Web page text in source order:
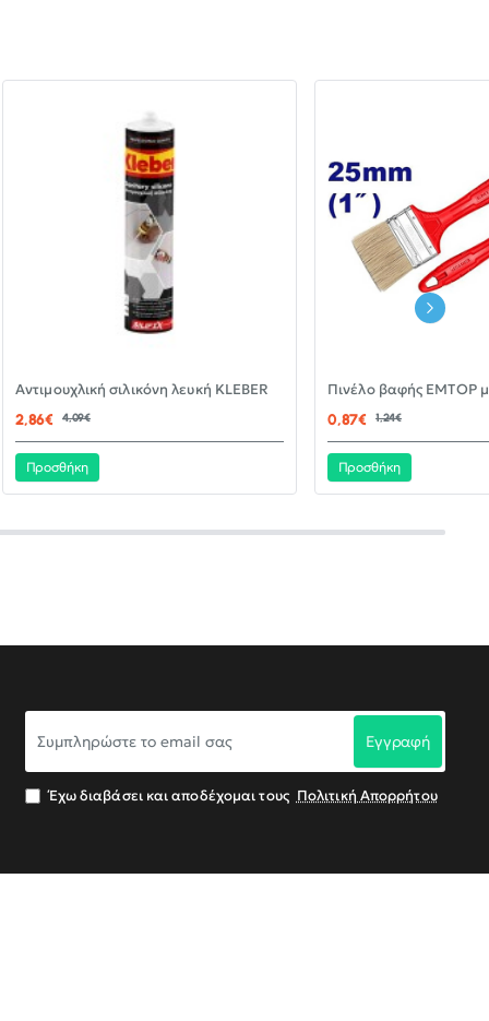
-30%
Αντιμουχλική σιλικόνη λευκή KLEBER
2,86€
4,09€
Προσθήκη
0,87€ 1,24€
Προσθήκη
το
σας
Εγγραφή
Έχω διαβάσει και αποδέχομαι τους Πολιτική Απορρήτου